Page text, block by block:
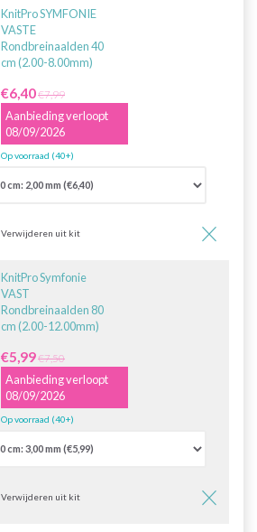
KnitPro SYMFONIE
VASTE
Rondbreinaalden 40
cm (2.00-8.00mm)
€6,40€7,99
Aanbieding verloopt
08/09/2026
Op voorraad (40+)
Verwijderen uit kit
KnitPro Symfonie
VAST
Rondbreinaalden 80
cm (2.00-12.00mm)
€5,99€7,50
Aanbieding verloopt
08/09/2026
Op voorraad (40+)
Verwijderen uit kit